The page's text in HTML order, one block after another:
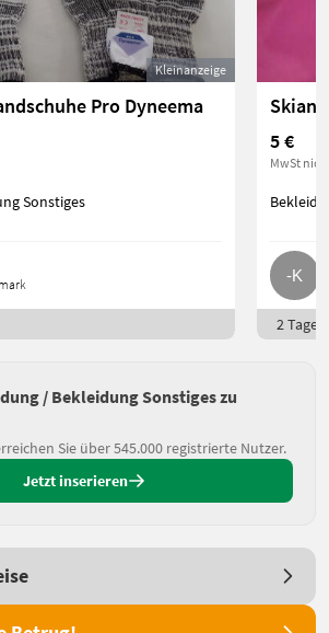
Kleinanzeige
Pro Dyneema
Sonstiges
5 €
MwSt
2 Tage
/ Bekleidung Sonstiges zu
Sie über 545.000 registrierte Nutzer.
Jetzt inserieren